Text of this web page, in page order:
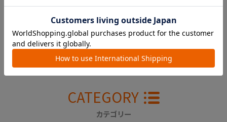
ｇｈｔ エッグショ
ック ＨＳ 幌（ス
ー）
￥14,300
CATEGORY
カテゴリー